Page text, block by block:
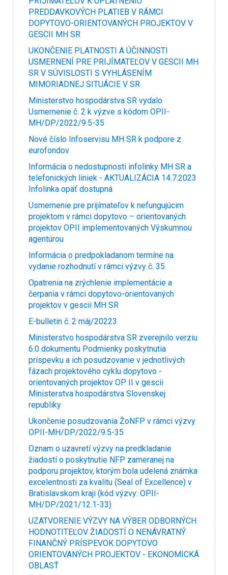
PREDDAVKOVÝCH PLATIEB V RÁMCI
DOPYTOVO-ORIENTOVANÝCH PROJEKTOV V
GESCII MH SR
UKONČENIE PLATNOSTI A ÚČINNOSTI
USMERNENÍ PRE PRIJÍMATEĽOV V GESCII MH
SR V SÚVISLOSTI S VYHLÁSENÍM
MIMORIADNEJ SITUÁCIE V SR
Ministerstvo hospodárstva SR vydalo
Usmernenie č. 2 k výzve s kódom OPII-
MH/DP/2022/9.5-35
Nové číslo Infoservisu MH SR k podpore z
eurofondov
Informácia o nedostupnosti infolinky MH SR a
telefonických liniek - AKTUALIZÁCIA 14.7.2023
Infolinka opäť dostupná
Usmernenie pre prijímateľov k nefungujúcim
projektom v rámci dopytovo – orientovaných
projektov OPII implementovaných Výskumnou
agentúrou
Informácia o predpokladanom termíne na
vydanie rozhodnutí v rámci výzvy č. 35
Opatrenia na zrýchlenie implementácie a
čerpania v rámci dopytovo-orientovaných
projektov v gescii MH SR
E-bulletin č. 2 máj/20223
Ministerstvo hospodárstva SR zverejnilo verziu
6.0 dokumentu Podmienky poskytnutia
príspevku a ich posudzovanie v jednotlivých
fázach projektového cyklu dopytovo -
orientovaných projektov OP II v gescii
Ministerstva hospodárstva Slovenskej
republiky
Ukončenie posudzovania ŽoNFP v rámci výzvy
OPII-MH/DP/2022/9.5-35
Oznam o uzavretí výzvy na predkladanie
žiadostí o poskytnutie NFP zameranej na
podporu projektov, ktorým bola udelená známka
excelentnosti za kvalitu (Seal of Excellence) v
Bratislavskom kraji (kód výzvy: OPII-
MH/DP/2021/12.1-33)
UZATVORENIE VÝZVY NA VÝBER ODBORNÝCH
HODNOTITEĽOV ŽIADOSTÍ O NENÁVRATNÝ
FINANČNÝ PRÍSPEVOK DOPYTOVO
ORIENTOVANÝCH PROJEKTOV - EKONOMICKÁ
OBLASŤ